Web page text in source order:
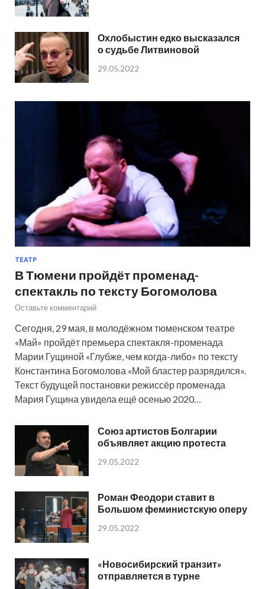
Охлобыстин едко высказался
о судьбе Литвиновой
29.05.2022
ТЕАТР
В Тюмени пройдёт променад-
спектакль по тексту Богомолова
Оставьте комментарий
Сегодня, 29 мая, в молодёжном тюменском театре
«Май» пройдёт премьера спектакля-променада
Марии Гущиной «Глубже, чем когда-либо» по тексту
Константина Богомолова «Мой бластер разрядился».
Текст будущей постановки режиссёр променада
Мария Гущина увидела ещё осенью 2020…
Союз артистов Болгарии
объявляет акцию протеста
29.05.2022
Роман Феодори ставит в
Большом феминистскую оперу
29.05.2022
«Новосибирский транзит»
отправляется в турне